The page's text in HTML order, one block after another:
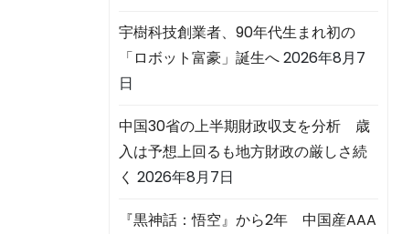
宇樹科技創業者、90年代生まれ初の
「ロボット富豪」誕生へ2026年8月7
日
中国30省の上半期財政収支を分析 歳
入は予想上回るも地方財政の厳しさ続
く 2026年8月7日
『黒神話：悟空』から2年 中国産AAA